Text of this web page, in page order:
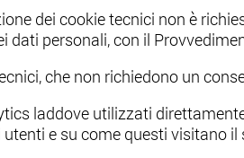
dei cookie tecnici non è
dati personali, con il
che non richiedono un
laddove utilizzati
e su come questi visitano il